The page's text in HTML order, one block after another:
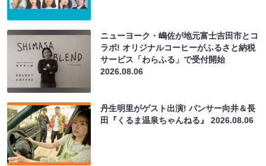
ニューヨーク・嶋佐が地元富士吉田市とコ
ラボ! オリジナルコーヒーがふるさと納税
サービス「わらふる」で受付開始
2026.08.06
丹生明里がゲスト出演! パンサー向井＆長
田『くるま温泉ちゃんねる』2026.08.06